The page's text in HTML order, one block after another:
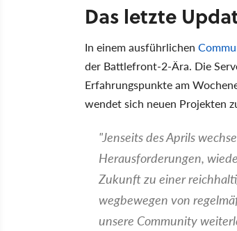
Das letzte
In einem ausführlichen
der Battlefront-2-Ära. Die
Erfahrungspunkte am
wendet sich neuen Projekten
"Jenseits des Aprils
Herausforderungen,
Zukunft zu einer
wegbewegen von
unsere Community